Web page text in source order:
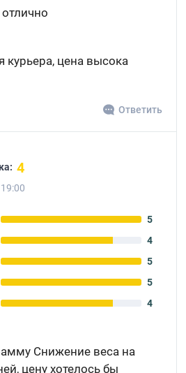
цена высока
Ответить
4
5
4
5
5
4
Снижение веса на
цену хотелось бы